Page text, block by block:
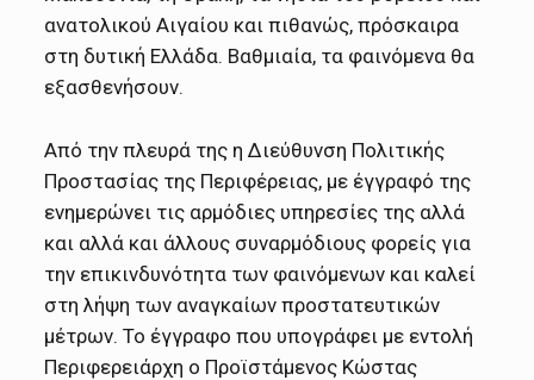
ανατολικού Αιγαίου και πιθανώς, πρόσκαιρα
στη δυτική Ελλάδα. Βαθμιαία, τα φαινόμενα θα
εξασθενήσουν.
Από την πλευρά της η Διεύθυνση Πολιτικής
Προστασίας της Περιφέρειας, με έγγραφό της
ενημερώνει τις αρμόδιες υπηρεσίες της αλλά
και αλλά και άλλους συναρμόδιους φορείς για
την επικινδυνότητα των φαινόμενων και καλεί
στη λήψη των αναγκαίων προστατευτικών
μέτρων. Το έγγραφο που υπογράφει με εντολή
Περιφερειάρχη ο Προϊστάμενος Κώστας